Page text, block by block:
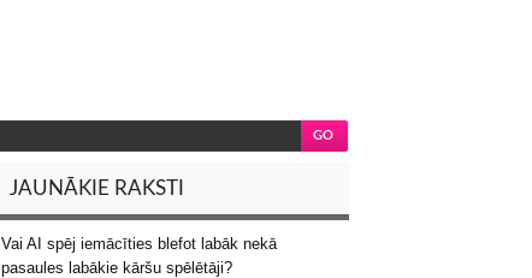
JAUNĀKIE RAKSTI
Vai AI spēj iemācīties blefot labāk nekā
pasaules labākie kāršu spēlētāji?